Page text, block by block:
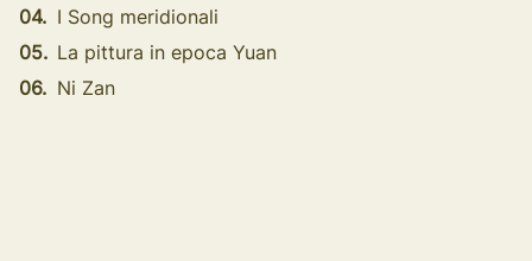
04. I Song meridionali
05. La pittura in epoca Yuan
06. Ni Zan